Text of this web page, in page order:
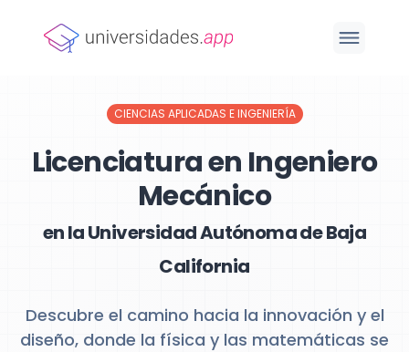
CIENCIAS APLICADAS E INGENIERÍA
Licenciatura en Ingeniero
Mecánico
en la Universidad Autónoma de Baja
California
Descubre el camino hacia la innovación y el
diseño, donde la física y las matemáticas se